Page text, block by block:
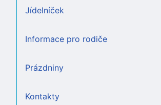
Jídelníček
Informace pro rodiče
Prázdniny
Kontakty